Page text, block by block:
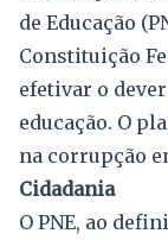
de Educação
Constituição
efetivar o
educação. O
na corrupção
Cidadania
O PNE, ao